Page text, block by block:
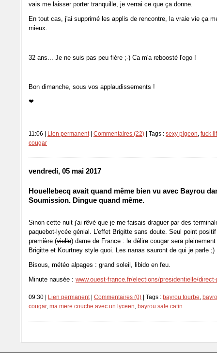
vais me laisser porter tranquille, je verrai ce que ça donne.
En tout cas, j'ai supprimé les applis de rencontre, la vraie vie ça
mieux.
32 ans... Je ne suis pas peu fière ;-) Ca m'a reboosté l'ego !
Bon dimanche, sous vos applaudissements !
❤︎
11:06 | Lien permanent| Commentaires (22) | Tags : sexy pigeon, fuck
cougar
vendredi, 05 mai 2017
Houellebecq avait quand même bien vu avec Bayrou
Soumission. Dingue quand même.
Sinon cette nuit j'ai rêvé que je me faisais draguer par des
paquebot-lycée génial. L'effet Brigitte sans doute. Seul point
première (vielle) dame de France : le délire cougar sera
Brigitte et Kourtney style quoi. Les nanas sauront de qui je parle ;)
Bisous, météo alpages : grand soleil, libido en feu.
Minute nausée : www.ouest-france.fr/elections/presidentielle/
09:30 | Lien permanent| Commentaires (0) | Tags : bayrou fourbe,
cougar, ma mere couche avec un lyceen, bayrou sale catin